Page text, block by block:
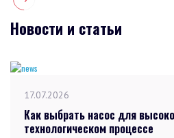
Новости и статьи
17.07.2026
Как выбрать насос для
технологическом процессе